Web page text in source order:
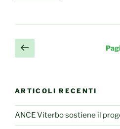
Paginazione
degli
Pagina
precedente
ARTICOLI RECENTI
ANCE Viterbo sostiene il